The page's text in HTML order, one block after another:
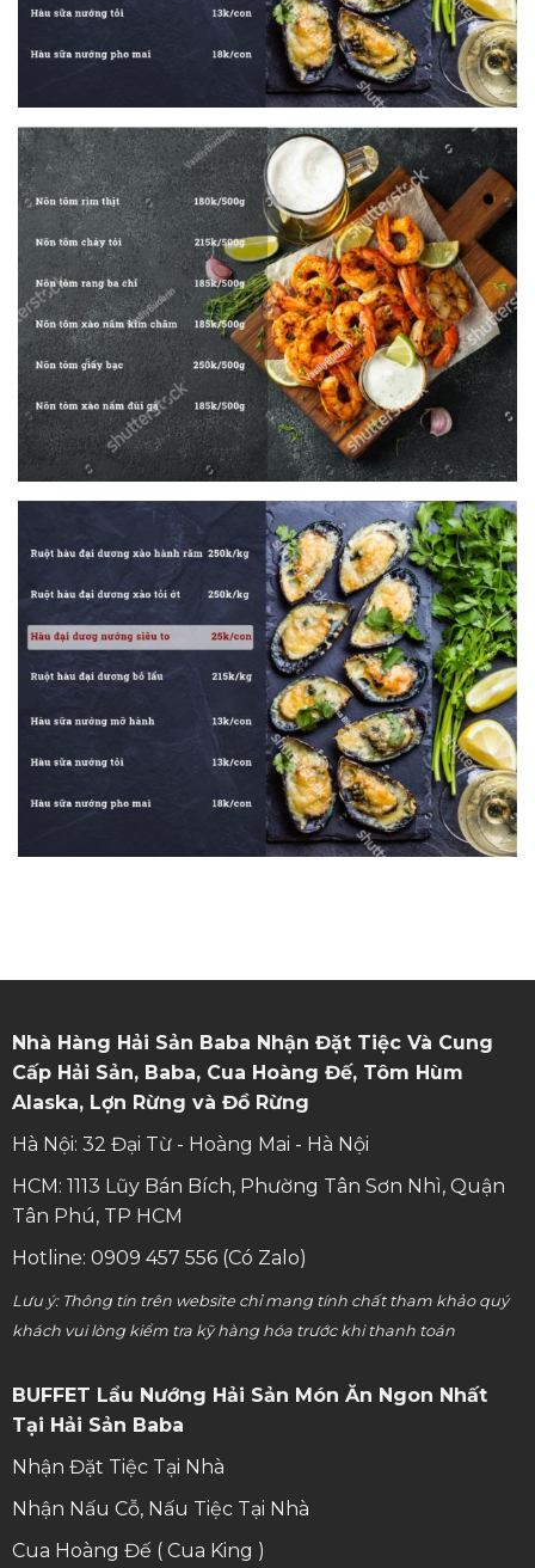
Nhà Hàng Hải Sản Baba Nhận Đặt Tiệc Và Cung
Cấp Hải Sản, Baba, Cua Hoàng Đế, Tôm Hùm
Alaska, Lợn Rừng và Đồ Rừng
Hà Nội: 32 Đại Từ - Hoàng Mai - Hà Nội
HCM: 1113 Lũy Bán Bích, Phường Tân Sơn Nhì, Quận
Tân Phú, TP HCM
Hotline: 0909 457 556 (Có Zalo)
Lưu ý: Thông tin trên website chỉ mang tính chất tham khảo quý
khách vui lòng kiểm tra kỹ hàng hóa trước khi thanh toán
BUFFET Lẩu Nướng Hải Sản Món Ăn Ngon Nhất
Tại Hải Sản Baba
Nhận Đặt Tiệc Tại Nhà
Nhận Nấu Cỗ, Nấu Tiệc Tại Nhà
Cua Hoàng Đế ( Cua King )